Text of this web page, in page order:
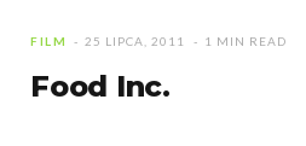
FILM 25 LIPCA, 2011 1 MIN READ
Food Inc.